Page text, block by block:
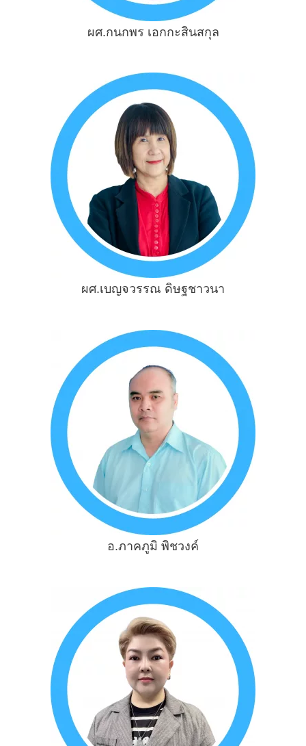
ผศ.กนกพร เอกกะสินสกุล
ผศ.เบญจวรรณ ดิษฐชาวนา
อ.ภาคภูมิ พิชวงค์